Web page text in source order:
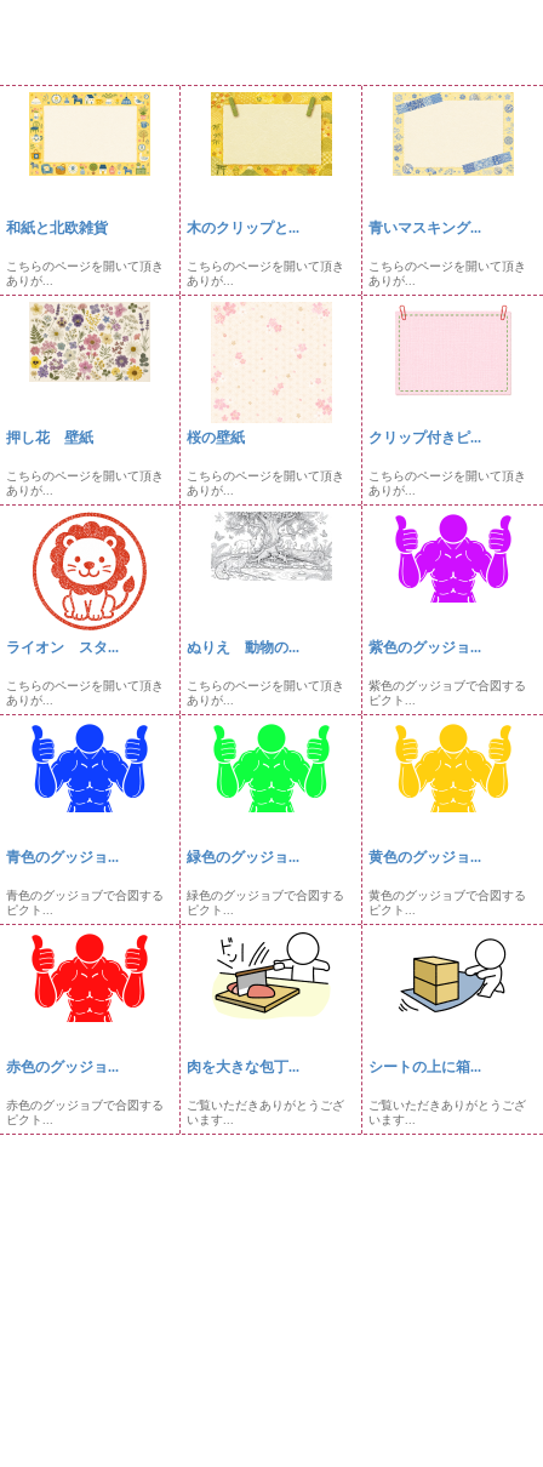
和紙と北欧雑貨
こちらのページを開いて頂き
ありが...
木のクリップと...
こちらのページを開いて頂き
ありが...
青いマスキング...
こちらのページを開いて頂き
ありが...
押し花 壁紙
こちらのページを開いて頂き
ありが...
桜の壁紙
こちらのページを開いて頂き
ありが...
クリップ付きピ...
こちらのページを開いて頂き
ありが...
ライオン スタ...
こちらのページを開いて頂き
ありが...
ぬりえ 動物の...
こちらのページを開いて頂き
ありが...
紫色のグッジョ...
紫色のグッジョブで合図する
ピクト...
青色のグッジョ...
青色のグッジョブで合図する
ピクト...
緑色のグッジョ...
緑色のグッジョブで合図する
ピクト...
黄色のグッジョ...
黄色のグッジョブで合図する
ピクト...
赤色のグッジョ...
赤色のグッジョブで合図する
ピクト...
肉を大きな包丁...
ご覧いただきありがとうござ
います...
シートの上に箱...
ご覧いただきありがとうござ
います...